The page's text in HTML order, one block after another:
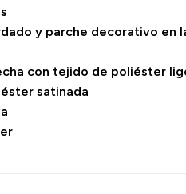
y parche decorativo en
con tejido de poliéster
satinada